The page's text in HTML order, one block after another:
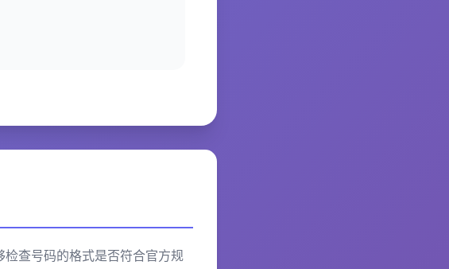
查号码的格式是否符合官方规